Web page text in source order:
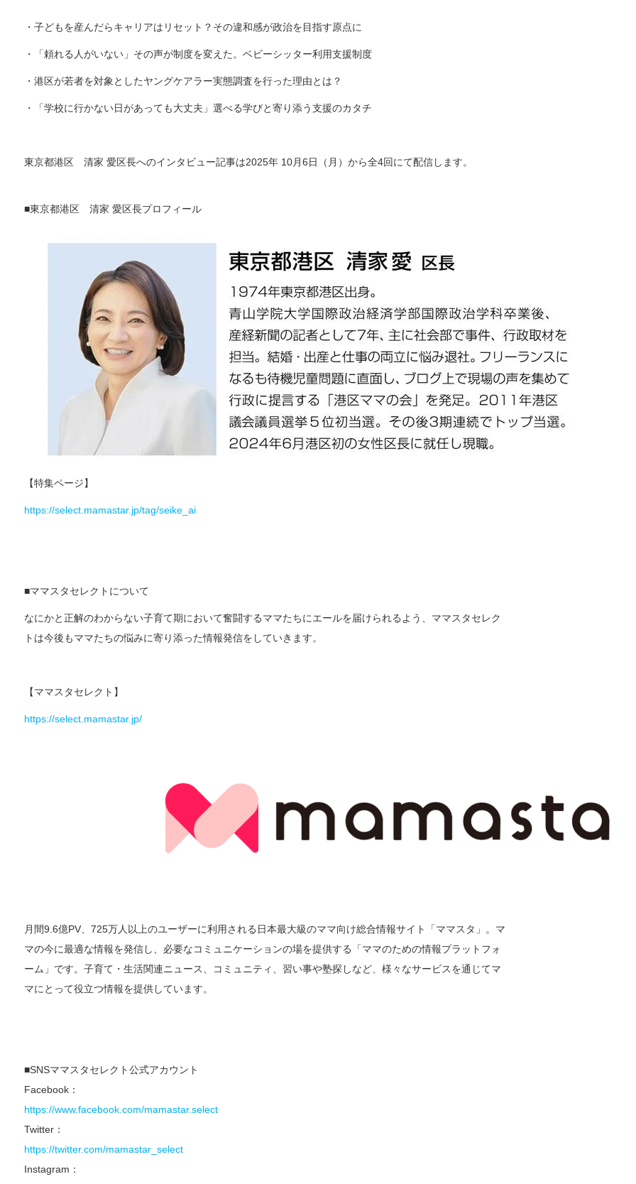
・子どもを産んだらキャリアはリセット？その違和感が政治を目指す原点に
・「頼れる人がいない」その声が制度を変えた。ベビーシッター利用支援制度
・港区が若者を対象としたヤングケアラー実態調査を行った理由とは？
・「学校に行かない日があっても大丈夫」選べる学びと寄り添う支援のカタチ
東京都港区 清家 愛区長へのインタビュー記事は2025年 10月6日（月）から全4回にて配信します。
■東京都港区 清家 愛区長プロフィール
【特集ページ】
https://select.mamastar.jp/tag/seike_ai
■ママスタセレクトについて
なにかと正解のわからない子育て期において奮闘するママたちにエールを届けられるよう、ママスタセレク
トは今後もママたちの悩みに寄り添った情報発信をしていきます。
【ママスタセレクト】
https://select.mamastar.jp/
月間9.6億PV、725万人以上のユーザーに利用される日本最大級のママ向け総合情報サイト「ママスタ」。マ
マの今に最適な情報を発信し、必要なコミュニケーションの場を提供する「ママのための情報プラットフォ
ーム」です。子育て・生活関連ニュース、コミュニティ、習い事や塾探しなど、様々なサービスを通じてマ
マにとって役立つ情報を提供しています。
■SNSママスタセレクト公式アカウント
Facebook：
https://www.facebook.com/mamastar.select
Twitter：
https://twitter.com/mamastar_select
Instagram：